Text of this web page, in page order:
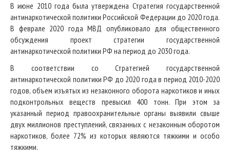
В июне 2010 года была утверждена Стратегия государственной
антинаркотической политики Российской Федерации до 2020 года.
В феврале 2020 года МВД опубликовало для общественного
обсуждения проект стратегии государственной
антинаркотической политики РФ на период до 2030 года.
В соответствии со Стратегией государственной
антинаркотической политики РФ до 2020 года в период 2010-2020
годов, объем изъятых из незаконного оборота наркотиков и иных
подконтрольных веществ превысил 400 тонн. При этом за
указанный период правоохранительные органы выявили свыше
двух миллионов преступлений, связанных с незаконным оборотом
наркотиков, более 72% из которых являются тяжкими и особо
тяжкими.